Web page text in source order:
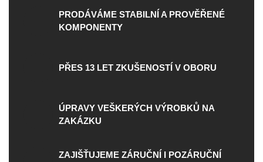
PRODÁVÁME STABILNÍ A PROVĚŘENÉ
KOMPONENTY
PŘES 13 LET ZKUŠENOSTÍ V OBORU
ÚPRAVY VEŠKERÝCH VÝROBKŮ NA
ZAKÁZKU
ZAJIŠŤUJEME ZÁRUČNÍ I POZÁRUČNÍ